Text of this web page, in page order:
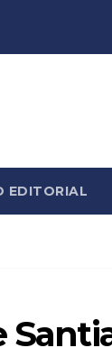
EDITORIAL